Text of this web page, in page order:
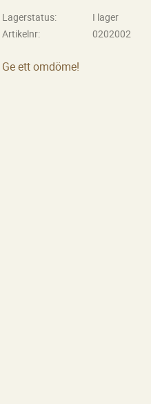
Lagerstatus
I lager
Artikelnr
0202002
Ge ett omdöme!